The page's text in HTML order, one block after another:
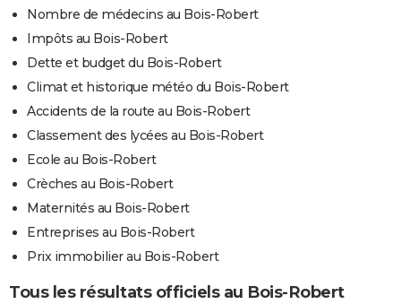
Nombre de médecins au Bois-Robert
Impôts au Bois-Robert
Dette et budget du Bois-Robert
Climat et historique météo du Bois-Robert
Accidents de la route au Bois-Robert
Classement des lycées au Bois-Robert
Ecole au Bois-Robert
Crèches au Bois-Robert
Maternités au Bois-Robert
Entreprises au Bois-Robert
Prix immobilier au Bois-Robert
Tous les résultats officiels au Bois-Robert